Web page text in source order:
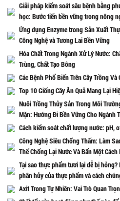
Giải pháp kiểm soát sâu bệnh bằng
học: Bước tiến bền vững trong nông
Ứng dụng Enzyme trong Sản Xuất
Công Nghệ và Tương Lai Bền Vững
Hóa Chất Trong Ngành Xử Lý Nước:
Trùng, Chất Tạo Bông
Các Bệnh Phổ Biến Trên Cây Trồng Và
Top 10 Giống Cây Ăn Quả Mang Lại
Nuôi Trồng Thủy Sản Trong Môi
Mặn: Hướng Đi Bền Vững Cho Ngành
Cách kiểm soát chất lượng nước: pH,
Công Nghệ Siêu Chống Thấm: Làm
Thể Chống Lại Nước Và Bẩn Một Cách
Tại sao thực phẩm tươi lại dễ bị
phân hủy của thực phẩm và cách
Axit Trong Tự Nhiên: Vai Trò Quan